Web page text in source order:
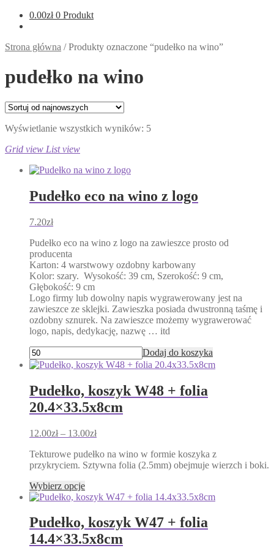
0.00zł 0 Produkt
Strona główna /Produkty oznaczone “pudełko na wino”
pudełko na wino
Wyświetlanie wszystkich wyników: 5Posortowane
Grid view List view
Pudełko eco na wino z logo
7.20zł
Pudełko eco na wino z logo na zawieszce prosto od
producenta
Karton: 4 warstwowy ozdobny karbowany
Kolor: szary. Wysokość: 39 cm, Szerokość: 9 cm,
Głębokość: 9 cm
Logo firmy lub dowolny napis wygrawerowany jest na
zawieszce ze sklejki. Zawieszka posiada dwustronną taśmę i
ozdobny sznurek. Na zawieszce możemy wygrawerować
logo, napis, dedykację, nazwę … itd
Dodaj do koszyka
Pudełko, koszyk W48 + folia
20.4×33.5x8cm
12.00zł – 13.00złZakres
od
12.00zł
Tekturowe pudełko na wino w formie koszyka z
przykryciem. Sztywna folia (2.5mm) obejmuje wierzch i boki.
Wybierz opcjeTen
produkt
wiele
wariantów.
Opcje
Pudełko, koszyk W47 + folia
14.4×33.5x8cm